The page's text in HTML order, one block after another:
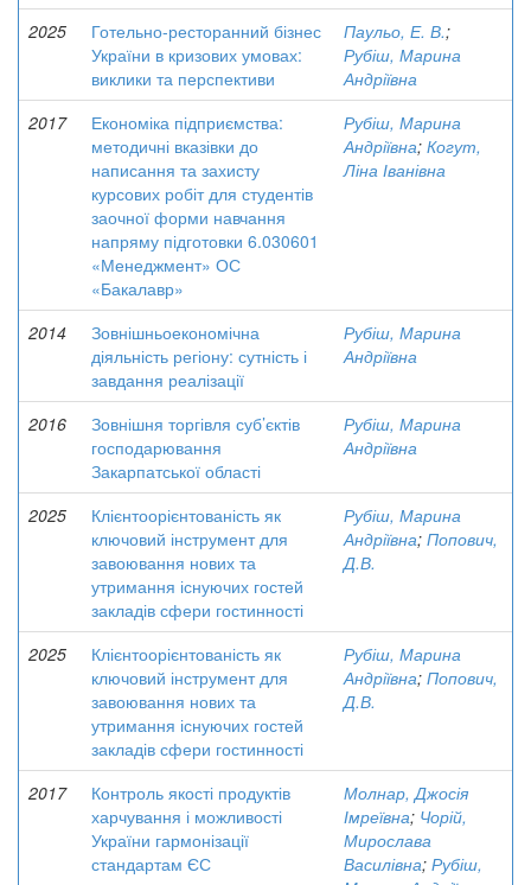
2025
Готельно-ресторанний бізнес
України в кризових умовах:
виклики та перспективи
Паульо, Е. В.;
Рубіш, Марина
Андріївна
2017
Економіка підприємства:
методичні вказівки до
написання та захисту
курсових робіт для студентів
заочної форми навчання
напряму підготовки 6.030601
«Менеджмент» ОС
«Бакалавр»
Рубіш, Марина
Андріївна; Когут,
Ліна Іванівна
2014
Зовнішньоекономічна
діяльність регіону: сутність і
завдання реалізації
Рубіш, Марина
Андріївна
2016
Зовнішня торгівля суб’єктів
господарювання
Закарпатської області
Рубіш, Марина
Андріївна
2025
Клієнтоорієнтованість як
ключовий інструмент для
завоювання нових та
утримання існуючих гостей
закладів сфери гостинності
Рубіш, Марина
Андріївна; Попович,
Д.В.
2025
Клієнтоорієнтованість як
ключовий інструмент для
завоювання нових та
утримання існуючих гостей
закладів сфери гостинності
Рубіш, Марина
Андріївна; Попович,
Д.В.
2017
Контроль якості продуктів
харчування і можливості
України гармонізації
стандартам ЄС
Молнар, Джосія
Імреївна; Чорій,
Мирослава
Василівна; Рубіш,